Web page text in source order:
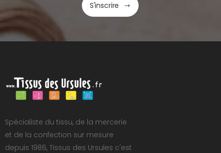
S'inscrire
Spécialiste du tissu, de la mercerie
et de la confection sur mesure
depuis 1986, Tissus des Ursules c'est